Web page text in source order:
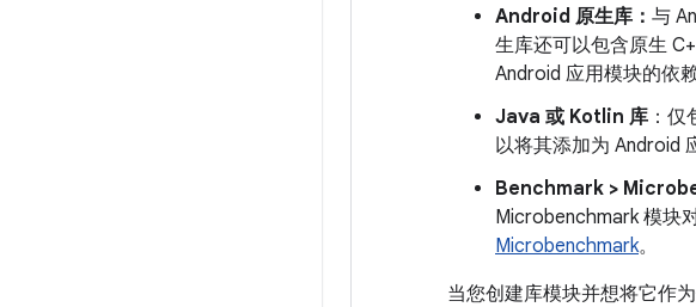
Android 原生库： 与
生库还可以包含原生
Android 应用模块的依赖
Java 或 Kotlin 库 ：
以将其添加为 Android
Benchmark >
Microbenchmark 模块
Microbenchmark。
当您创建库模块并想将它作